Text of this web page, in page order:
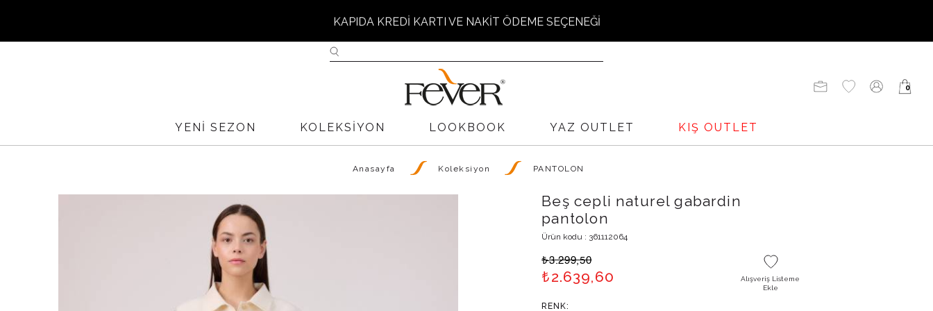
SİPARİŞ VERMEDEN ÖNCE LÜTFEN FEVER BEDEN TABLOSUNU
İNCELEYİNİZ.
W H O L E - S A L E --> 0 531 262 76 16
T O P T A N - S A T I Ş --> 0 531 262 76 16
1000 TL VE ÜZERİ ALIŞVERİŞLERİNİZDE ÜCRETSİZ KARGO
0
YENİ SEZON KOLEKSIYON LOOKBOOK YAZ OUTLET KIŞ OUTLET
Anasayfa Koleksiyon PANTOLON
Beş cepli naturel gabardin
pantolon
Ürün kodu : 361112064
₺3.299,50
₺2.639,60
Alışveriş Listeme
Ekle
RENK: